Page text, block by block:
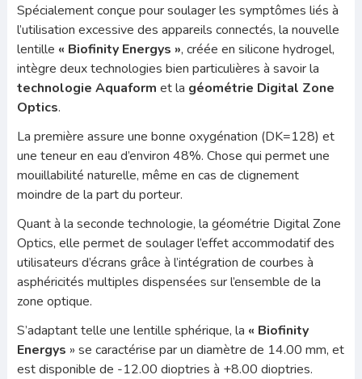
Spécialement conçue pour soulager les symptômes liés à
l’utilisation excessive des appareils connectés, la nouvelle
lentille « Biofinity Energys », créée en silicone hydrogel,
intègre deux technologies bien particulières à savoir la
technologie Aquaform et la géométrie Digital Zone
Optics.
La première assure une bonne oxygénation (DK=128) et
une teneur en eau d’environ 48%. Chose qui permet une
mouillabilité naturelle, même en cas de clignement
moindre de la part du porteur.
Quant à la seconde technologie, la géométrie Digital Zone
Optics, elle permet de soulager l’effet accommodatif des
utilisateurs d’écrans grâce à l’intégration de courbes à
asphéricités multiples dispensées sur l’ensemble de la
zone optique.
S’adaptant telle une lentille sphérique, la « Biofinity
Energys » se caractérise par un diamètre de 14.00 mm, et
est disponible de -12.00 dioptries à +8.00 dioptries.